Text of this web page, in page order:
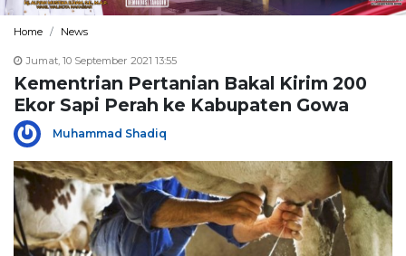
Home News
Jumat, 10 September 2021 13:55
Kementrian Pertanian Bakal Kirim 200
Ekor Sapi Perah ke Kabupaten Gowa
Muhammad Shadiq